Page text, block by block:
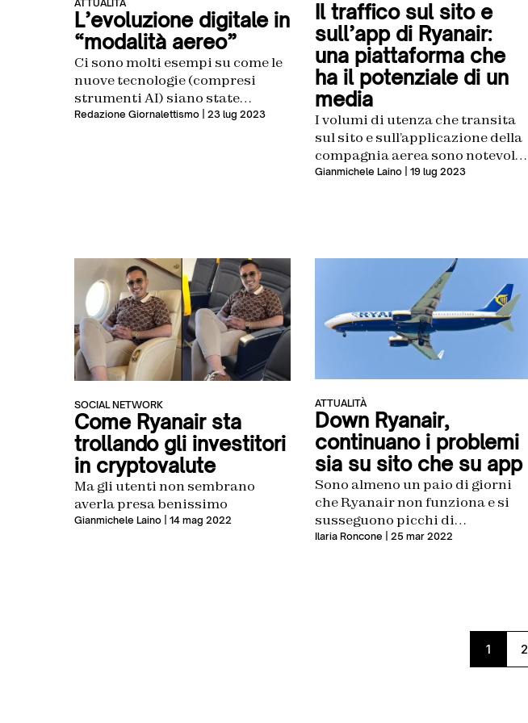
ATTUALITÀ
L’evoluzione digitale in
“modalità aereo”
Ci sono molti esempi su come le
nuove tecnologie (compresi
strumenti AI) siano state
applicate anche al comparto
Redazione Giornalettismo | 23 lug 2023
Il traffico sul sito e
sull’app di Ryanair:
una piattaforma che
ha il potenziale di un
media
I volumi di utenza che transita
sul sito e sull’applicazione della
compagnia aerea sono notevoli.
Come quelli di una media
Gianmichele Laino| 19 lug 2023
SOCIAL NETWORK
Come Ryanair sta
trollando gli investitori
in cryptovalute
Ma gli utenti non sembrano
averla presa benissimo
Gianmichele Laino | 14 mag 2022
ATTUALITÀ
Down Ryanair,
continuano i problemi
sia su sito che su app
Sono almeno un paio di giorni
che Ryanair non funziona e si
susseguono picchi di
segnalazioni dei problemi che
Ilaria Roncone | 25 mar 2022
1 2